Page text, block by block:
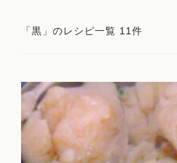
「黒」のレシピ一覧 11件